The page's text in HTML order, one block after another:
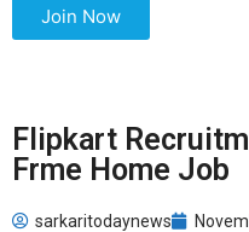
Join Now
Flipkart
Frme Home Job
sarkaritodaynews